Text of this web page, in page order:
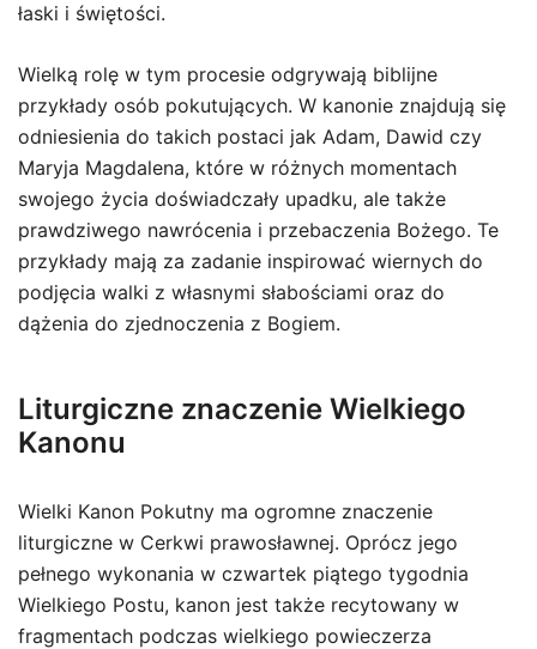
łaski i świętości.
Wielką rolę w tym procesie odgrywają biblijne
przykłady osób pokutujących. W kanonie znajdują się
odniesienia do takich postaci jak Adam, Dawid czy
Maryja Magdalena, które w różnych momentach
swojego życia doświadczały upadku, ale także
prawdziwego nawrócenia i przebaczenia Bożego. Te
przykłady mają za zadanie inspirować wiernych do
podjęcia walki z własnymi słabościami oraz do
dążenia do zjednoczenia z Bogiem.
Liturgiczne znaczenie Wielkiego
Kanonu
Wielki Kanon Pokutny ma ogromne znaczenie
liturgiczne w Cerkwi prawosławnej. Oprócz jego
pełnego wykonania w czwartek piątego tygodnia
Wielkiego Postu, kanon jest także recytowany w
fragmentach podczas wielkiego powieczerza